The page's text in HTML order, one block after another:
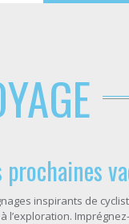
inspirants de